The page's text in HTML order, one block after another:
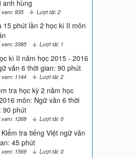
anh hùng
935 Lượt tải: 2
15 phút lần 2 học kì II môn
3385 Lượt tải: 1
kì II năm học 2015 - 2016
văn 6 thời gian: 90 phút
1144 Lượt tải: 2
tra học kỳ 2 năm học
môn: Ngữ văn 6 thời
90 phút
1268 Lượt tải: 0
tra tiếng Việt ngữ văn
45 phút
1569 Lượt tải: 0